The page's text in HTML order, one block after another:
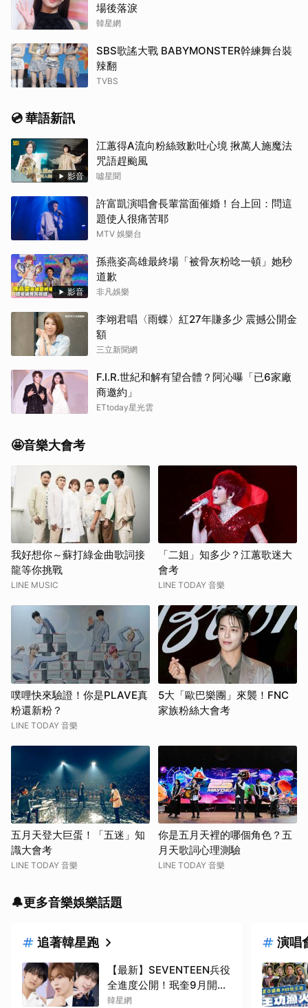
場後落淚
韓星網
SBS歌謠大戰 BABYMONSTER幹練舞台裝
辣翻
TVBS
💿 華語新訊
影音
江蕙得A流向粉絲致歉吐心境 揪萬人施魔法
咒語趕颱風
噓星聞
許富凱演唱會長輩當面催婚！台上回：問這
題使人很痛苦耶
MTV 娛樂台
影音
孫燕姿高雄最終場「被骨灰粉唸一頓」她秒
道歉
非凡娛樂
李翊君唱〈雨蝶〉紅27年賺多少 震撼公開金
額
三立新聞網
F.I.R.世紀和解有望合體？阿沁曝「已6家廠
商邀約」
ETtoday星光雲
🤩音樂大會考
我好想你～蘇打綠金曲歌詞接
龍等你挑戰
LINE MUSIC
「二姐」知多少？江蕙歌迷大
會考
LINE TODAY 音樂
噗哩快來驗證！你是PLAVE真
粉還新粉？
LINE TODAY 音樂
5大「歐巴樂團」來襲！FNC
家族粉絲大會考
五月天登大巨蛋！「五迷」知
識大會考
LINE TODAY 音樂
你是五月天裡的哪個角色？五
月天歌詞心理測驗
LINE TODAY 音樂
🔔更多音樂娛樂話題
追著韓星跑
【最新】SEVENTEEN兵役
全進度公開！珉奎9月開始
替代役、勝寛忙內DINO軍
韓星網
演唱